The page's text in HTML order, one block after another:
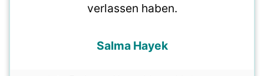
verlassen haben.
Salma Hayek